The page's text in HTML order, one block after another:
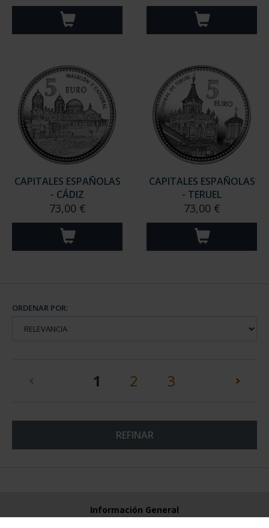
CAPITALES ESPAÑOLAS
- CÁDIZ
73,00 €
CAPITALES ESPAÑOLAS
- TERUEL
73,00 €
ORDENAR POR:
1 (current)
2 3
REFINAR
Información General